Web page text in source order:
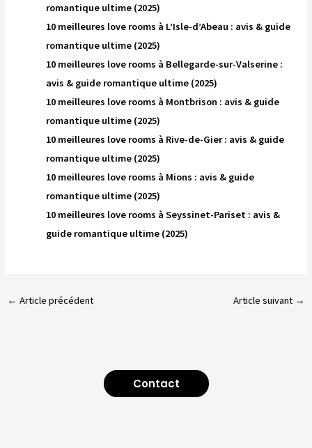
romantique ultime (2025)
10 meilleures love rooms à L’Isle-d’Abeau : avis & guide
romantique ultime (2025)
10 meilleures love rooms à Bellegarde-sur-Valserine :
avis & guide romantique ultime (2025)
10 meilleures love rooms à Montbrison : avis & guide
romantique ultime (2025)
10 meilleures love rooms à Rive-de-Gier : avis & guide
romantique ultime (2025)
10 meilleures love rooms à Mions : avis & guide
romantique ultime (2025)
10 meilleures love rooms à Seyssinet-Pariset : avis &
guide romantique ultime (2025)
← Article précédent Article suivant →
Contact